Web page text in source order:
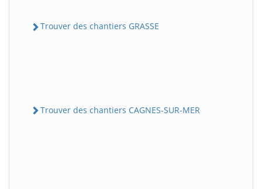
Trouver des chantiers GRASSE
Trouver des chantiers CAGNES-SUR-MER